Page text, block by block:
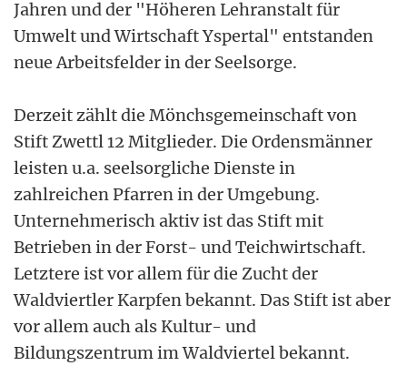
Jahren und der "Höheren Lehranstalt für
Umwelt und Wirtschaft Yspertal" entstanden
neue Arbeitsfelder in der Seelsorge.
Derzeit zählt die Mönchsgemeinschaft von
Stift Zwettl 12 Mitglieder. Die Ordensmänner
leisten u.a. seelsorgliche Dienste in
zahlreichen Pfarren in der Umgebung.
Unternehmerisch aktiv ist das Stift mit
Betrieben in der Forst- und Teichwirtschaft.
Letztere ist vor allem für die Zucht der
Waldviertler Karpfen bekannt. Das Stift ist aber
vor allem auch als Kultur- und
Bildungszentrum im Waldviertel bekannt.